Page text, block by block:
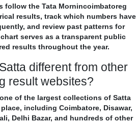
follow the Tata Mornincoimbatoreg
results, track which numbers have
and review past patterns for
serves as a transparent public
results throughout the year.
different from other
result websites?
of the largest collections of Satta
including Coimbatore, Disawar,
Delhi Bazar, and hundreds of other